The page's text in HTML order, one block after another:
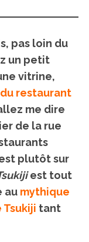
pas loin du
un petit
vitrine,
restaurant
me dire
de la rue
plutôt sur
est tout
au mythique
Tsukiji tant